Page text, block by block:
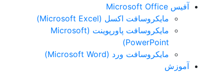
آفیس Microsoft Office
مایکروسافت اکسل (Microsoft Excel)
مایکروسافت پاورپوینت (Microsoft
PowerPoint)
مایکروسافت ورد (Microsoft Word)
آموزش